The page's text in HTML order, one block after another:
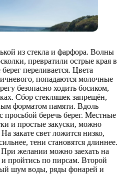
из стекла и фарфора. Волны
превратили острые края в
переливается. Цвета
попадаются молочные
безопасно ходить босиком,
Сбор стекляшек запрещён,
форматом памяти. Вдоль
просьбой беречь берег. Местные
и простые закуски, можно
закате свет ложится низко,
тени становятся длиннее.
желании можно заехать на
пройтись по пирсам. Второй
шум воды, ряды фонарей и